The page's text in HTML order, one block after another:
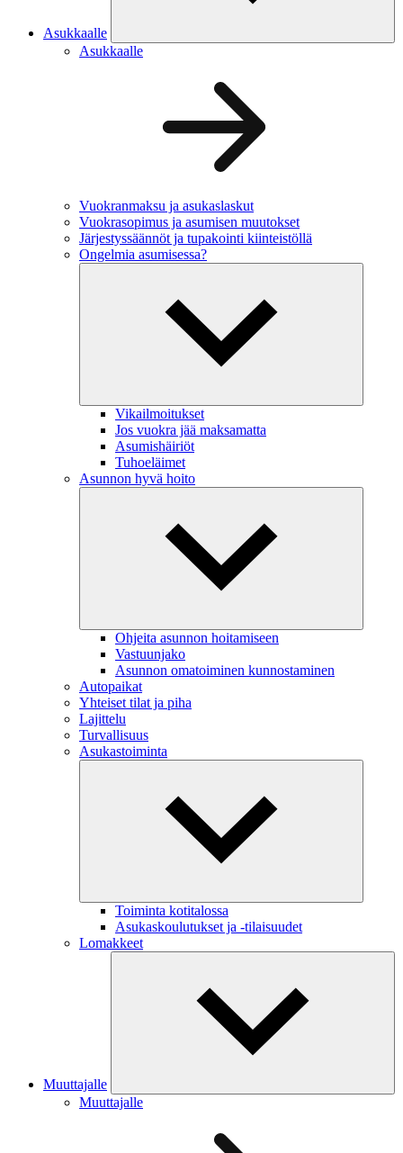
Asukkaalle
Asukkaalle
Vuokranmaksu ja asukaslaskut
Vuokrasopimus ja asumisen muutokset
Järjestyssäännöt ja tupakointi kiinteistöllä
Ongelmia asumisessa?
Vikailmoitukset
Jos vuokra jää maksamatta
Asumishäiriöt
Tuhoeläimet
Asunnon hyvä hoito
Ohjeita asunnon hoitamiseen
Vastuunjako
Asunnon omatoiminen kunnostaminen
Autopaikat
Yhteiset tilat ja piha
Lajittelu
Turvallisuus
Asukastoiminta
Toiminta kotitalossa
Asukaskoulutukset ja -tilaisuudet
Lomakkeet
Muuttajalle
Muuttajalle